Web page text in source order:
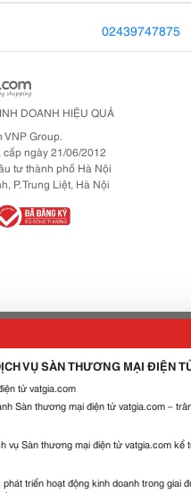
02439747875
DOANH HIỆU QUẢ
VNP Group.
ngày 21/06/2012
tư thành phố Hà Nội
P. Trung Liệt, Hà Nội
VỤ SÀN THƯƠNG MẠI ĐIỆN
tử vatgia.com
Sàn thương mại điện tử vatgia.com –
vụ Sàn thương mại điện tử vatgia.com kể
triển hoạt động kinh doanh trong giai